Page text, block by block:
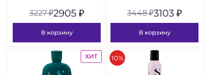
3227₽2905₽
В корзину
3448₽3103₽
В корзину
ХИТ скидка
10%